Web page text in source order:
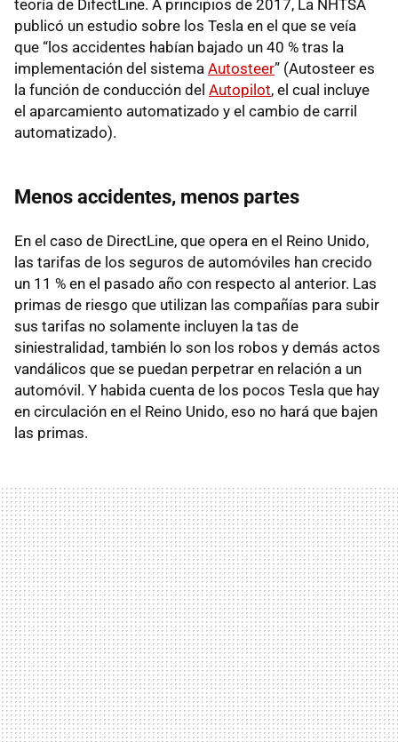
teoría de DifectLine. A principios de 2017, La NHTSA
publicó un estudio sobre los Tesla en el que se veía
que “los accidentes habían bajado un 40 % tras la
implementación del sistema Autosteer” (Autosteer es
la función de conducción del Autopilot, el cual incluye
el aparcamiento automatizado y el cambio de carril
automatizado).
Menos accidentes, menos partes
En el caso de DirectLine, que opera en el Reino Unido,
las tarifas de los seguros de automóviles han crecido
un 11 % en el pasado año con respecto al anterior. Las
primas de riesgo que utilizan las compañías para subir
sus tarifas no solamente incluyen la tas de
siniestralidad, también lo son los robos y demás actos
vandálicos que se puedan perpetrar en relación a un
automóvil. Y habida cuenta de los pocos Tesla que hay
en circulación en el Reino Unido, eso no hará que bajen
las primas.